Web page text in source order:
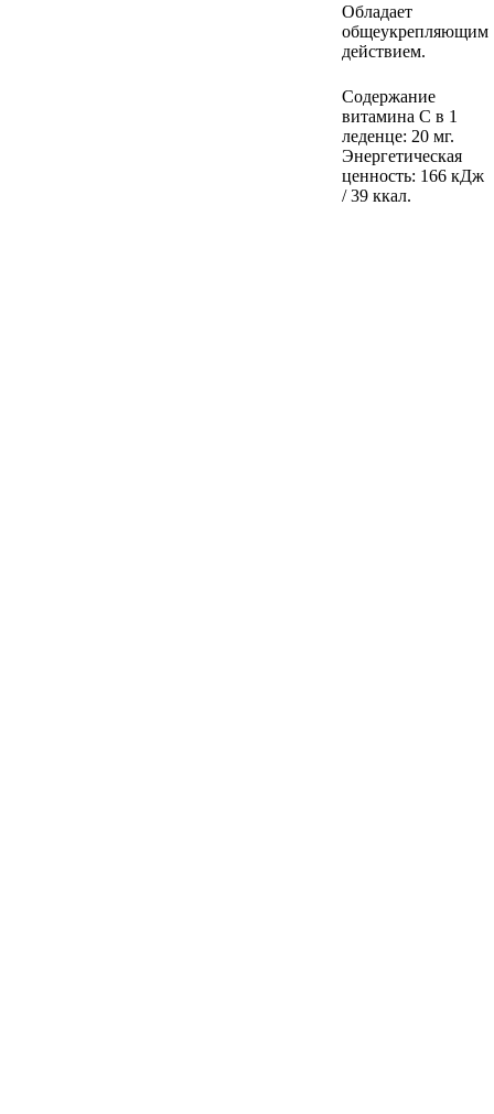
Обладает
общеукрепляющим
действием.
Содержание
витамина С в 1
леденце: 20 мг.
Энергетическая
ценность: 166 кДж
/ 39 ккал.